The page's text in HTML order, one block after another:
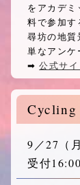
をアカデ
料で参加す
尋坊の地
単なアンケ
➡︎公式サ
Cycling
9／27 （
受付16:00